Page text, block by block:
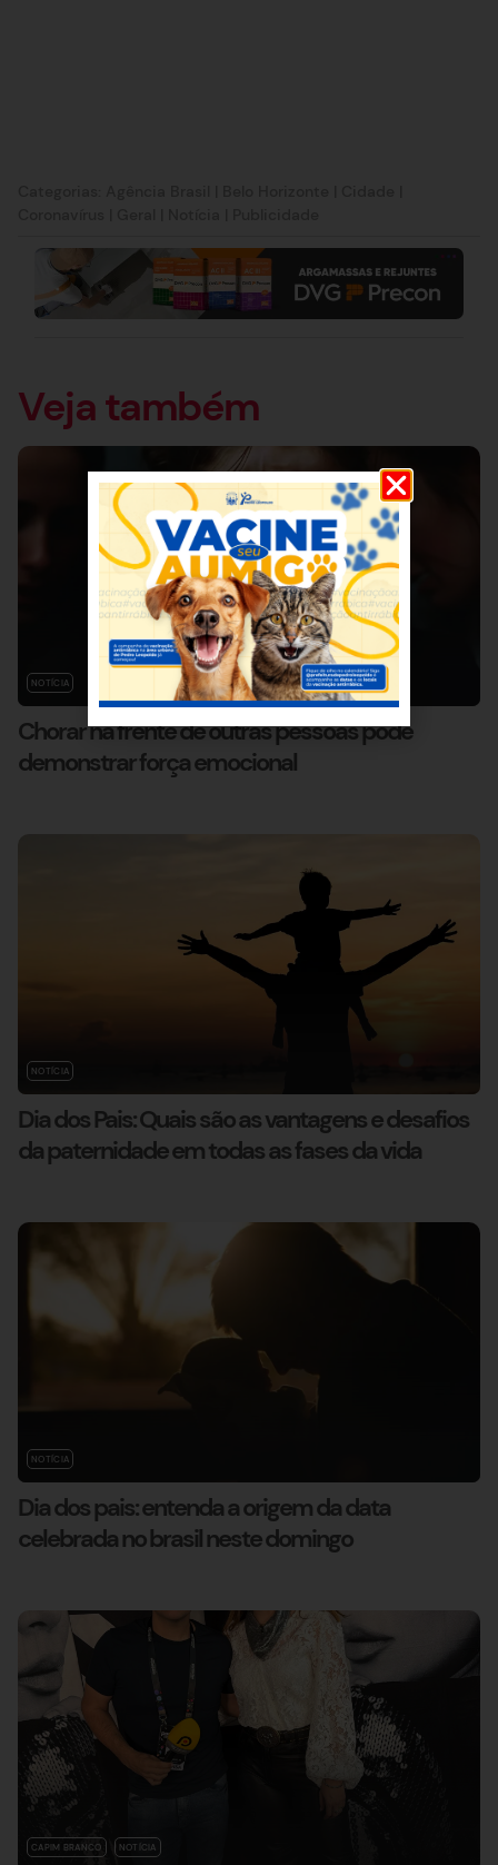
Veja também
NOTÍCIA
Chorar na frente de outras pessoas pode
demonstrar força emocional
NOTÍCIA
Dia dos Pais: Quais são as vantagens e desafios
da paternidade em todas as fases da vida
NOTÍCIA
Dia dos pais: entenda a origem da data
celebrada no brasil neste domingo
CAPIM BRANCO NOTÍCIA